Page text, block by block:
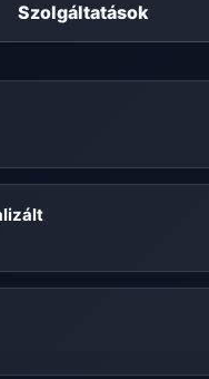
Szolgáltatások